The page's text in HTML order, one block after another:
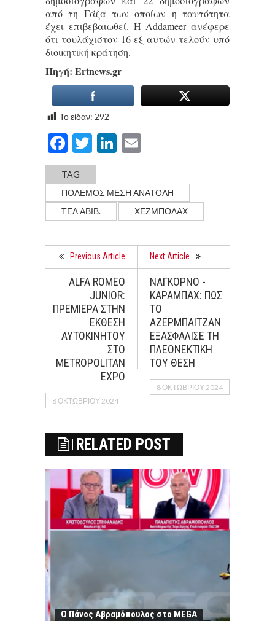
από τη Γάζα των οποίων η ταυτότητα
έχει επιβεβαιωθεί. Η Addameer ανέφερε
ότι τουλάχιστον 16 εξ αυτών τελούν υπό
διοικητική κράτηση.
Πηγή: Εrtnews.gr
Το είδαν: 292
Facebook
TwitterLinkedIn
TAG
ΠΟΛΕΜΟΣ ΜΕΣΗ ΑΝΑΤΟΛΗ
ΤΕΛ ΑΒΙΒ.
ΧΕΖΜΠΟΛΑΧ
Previous Article
ALFA ROMEO
JUNIOR:
ΠΡΕΜΙΕΡΑ ΣΤΗΝ
ΕΚΘΕΣΗ
ΑΥΤΟΚΙΝΗΤΟΥ
ΣΤΟ
METROPOLITAN
EXPO
8 ΟΚΤΩΒΡΊΟΥ 2024
Next Article
ΝΑΓΚΟΡΝΟ -
ΚΑΡΑΜΠΑΧ: ΠΩΣ
ΤΟ
ΑΖΕΡΜΠΑΙΤΖΑΝ
ΕΞΑΣΦΑΛΙΣΕ ΤΗ
ΠΛΕΟΝΕΚΤΙΚΗ
ΤΟΥ ΘΕΣΗ
8 ΟΚΤΩΒΡΊΟΥ 2024
RELATED POST
Ο Πάνος Αβραμόπουλος στο MEGA